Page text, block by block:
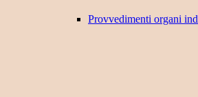
Provvedimenti organi